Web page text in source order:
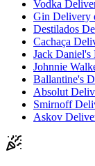
Vodka
Gin Delivery
Destilados
Cachaça
Jack
Johnnie
Ballantine's
Absolut
Smirnoff
Askov